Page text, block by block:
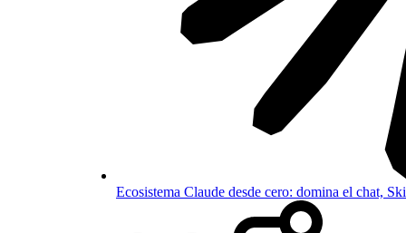
Ecosistema Claude desde cero: domina el chat,